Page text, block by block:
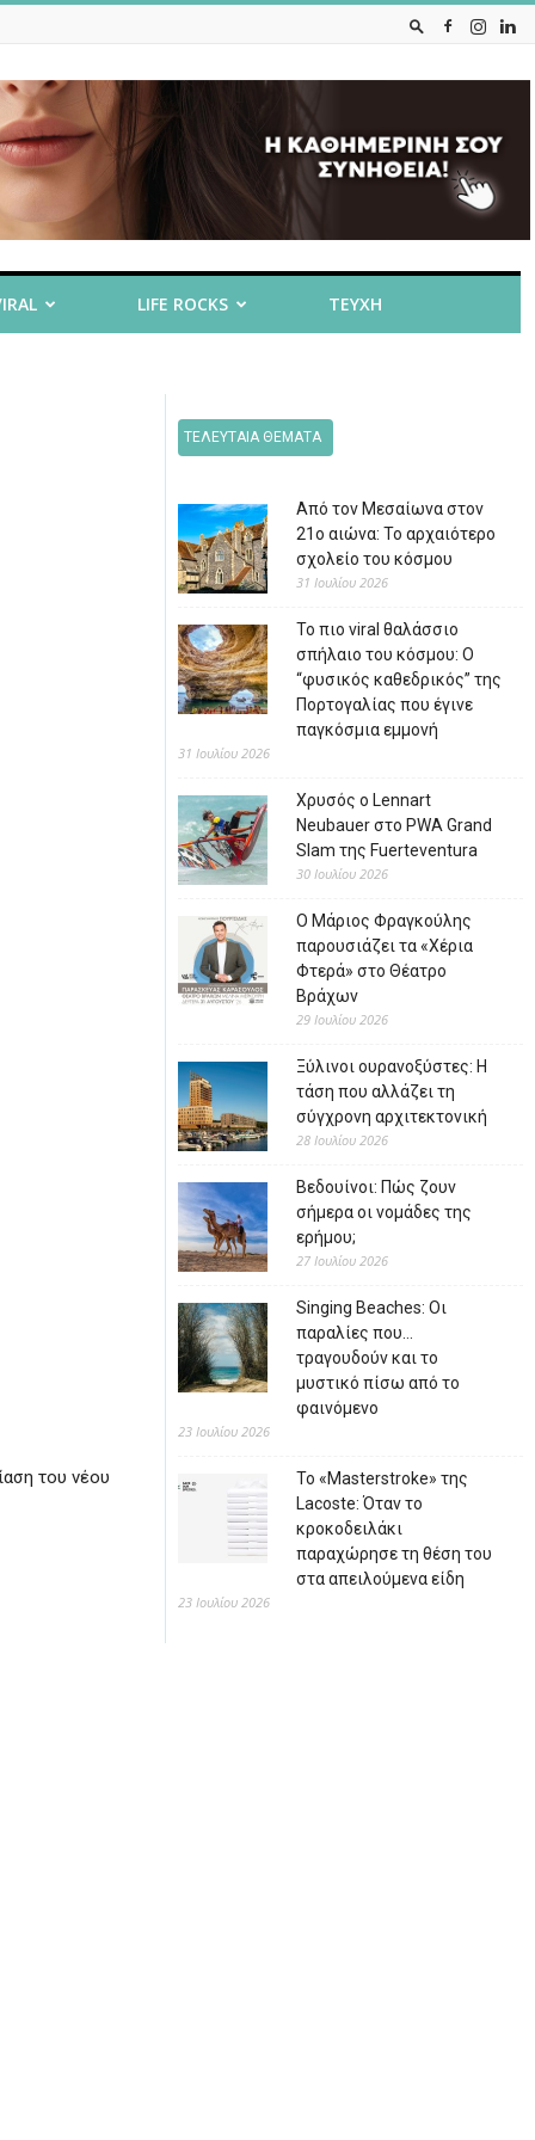
LIFE ROCKS ΤΕΥΧΗ
του νέου
ΤΕΛΕΥΤΑΙΑ ΘΕΜΑΤΑ
Από τον Μεσαίωνα στον
21ο αιώνα: Το αρχαιότερο
σχολείο του κόσμου
31 Ιουλίου 2026
Το πιο viral θαλάσσιο
σπήλαιο του κόσμου: Ο
“φυσικός καθεδρικός” της
Πορτογαλίας που έγινε
παγκόσμια εμμονή
31 Ιουλίου 2026
Χρυσός ο Lennart
Neubauer στο PWA Grand
Slam της Fuerteventura
30 Ιουλίου 2026
Ο Μάριος Φραγκούλης
παρουσιάζει τα «Χέρια
Φτερά» στο Θέατρο
Βράχων
29 Ιουλίου 2026
Ξύλινοι ουρανοξύστες: Η
τάση που αλλάζει τη
σύγχρονη αρχιτεκτονική
28 Ιουλίου 2026
Βεδουίνοι: Πώς ζουν
σήμερα οι νομάδες της
ερήμου;
27 Ιουλίου 2026
Singing Beaches: Οι
παραλίες που…
τραγουδούν και το
μυστικό πίσω από το
φαινόμενο
23 Ιουλίου 2026
Το «Masterstroke» της
Lacoste: Όταν το
κροκοδειλάκι
παραχώρησε τη θέση του
στα απειλούμενα είδη
23 Ιουλίου 2026